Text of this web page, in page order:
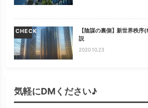
CHECK
【陰謀の裏側】新世界秩
説
2020.10.23
気軽にDMください♪